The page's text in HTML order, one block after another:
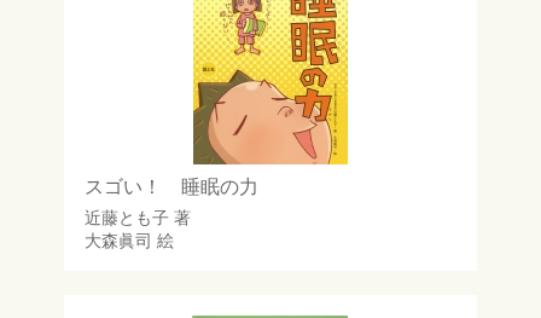
スゴい！ 睡眠の力
近藤とも子著
大森眞司 絵